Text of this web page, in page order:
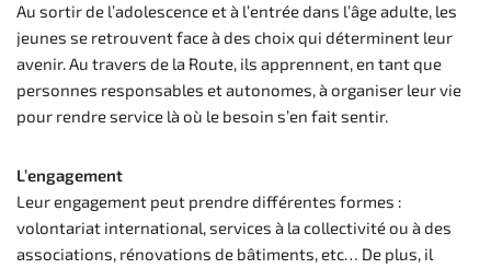
Au sortir de l’adolescence et à l’entrée dans l’âge adulte, les
jeunes se retrouvent face à des choix qui déterminent leur
avenir. Au travers de la Route, ils apprennent, en tant que
personnes responsables et autonomes, à organiser leur vie
pour rendre service là où le besoin s’en fait sentir.
L’engagement
Leur engagement peut prendre différentes formes :
volontariat international, services à la collectivité ou à des
associations, rénovations de bâtiments, etc… De plus, il